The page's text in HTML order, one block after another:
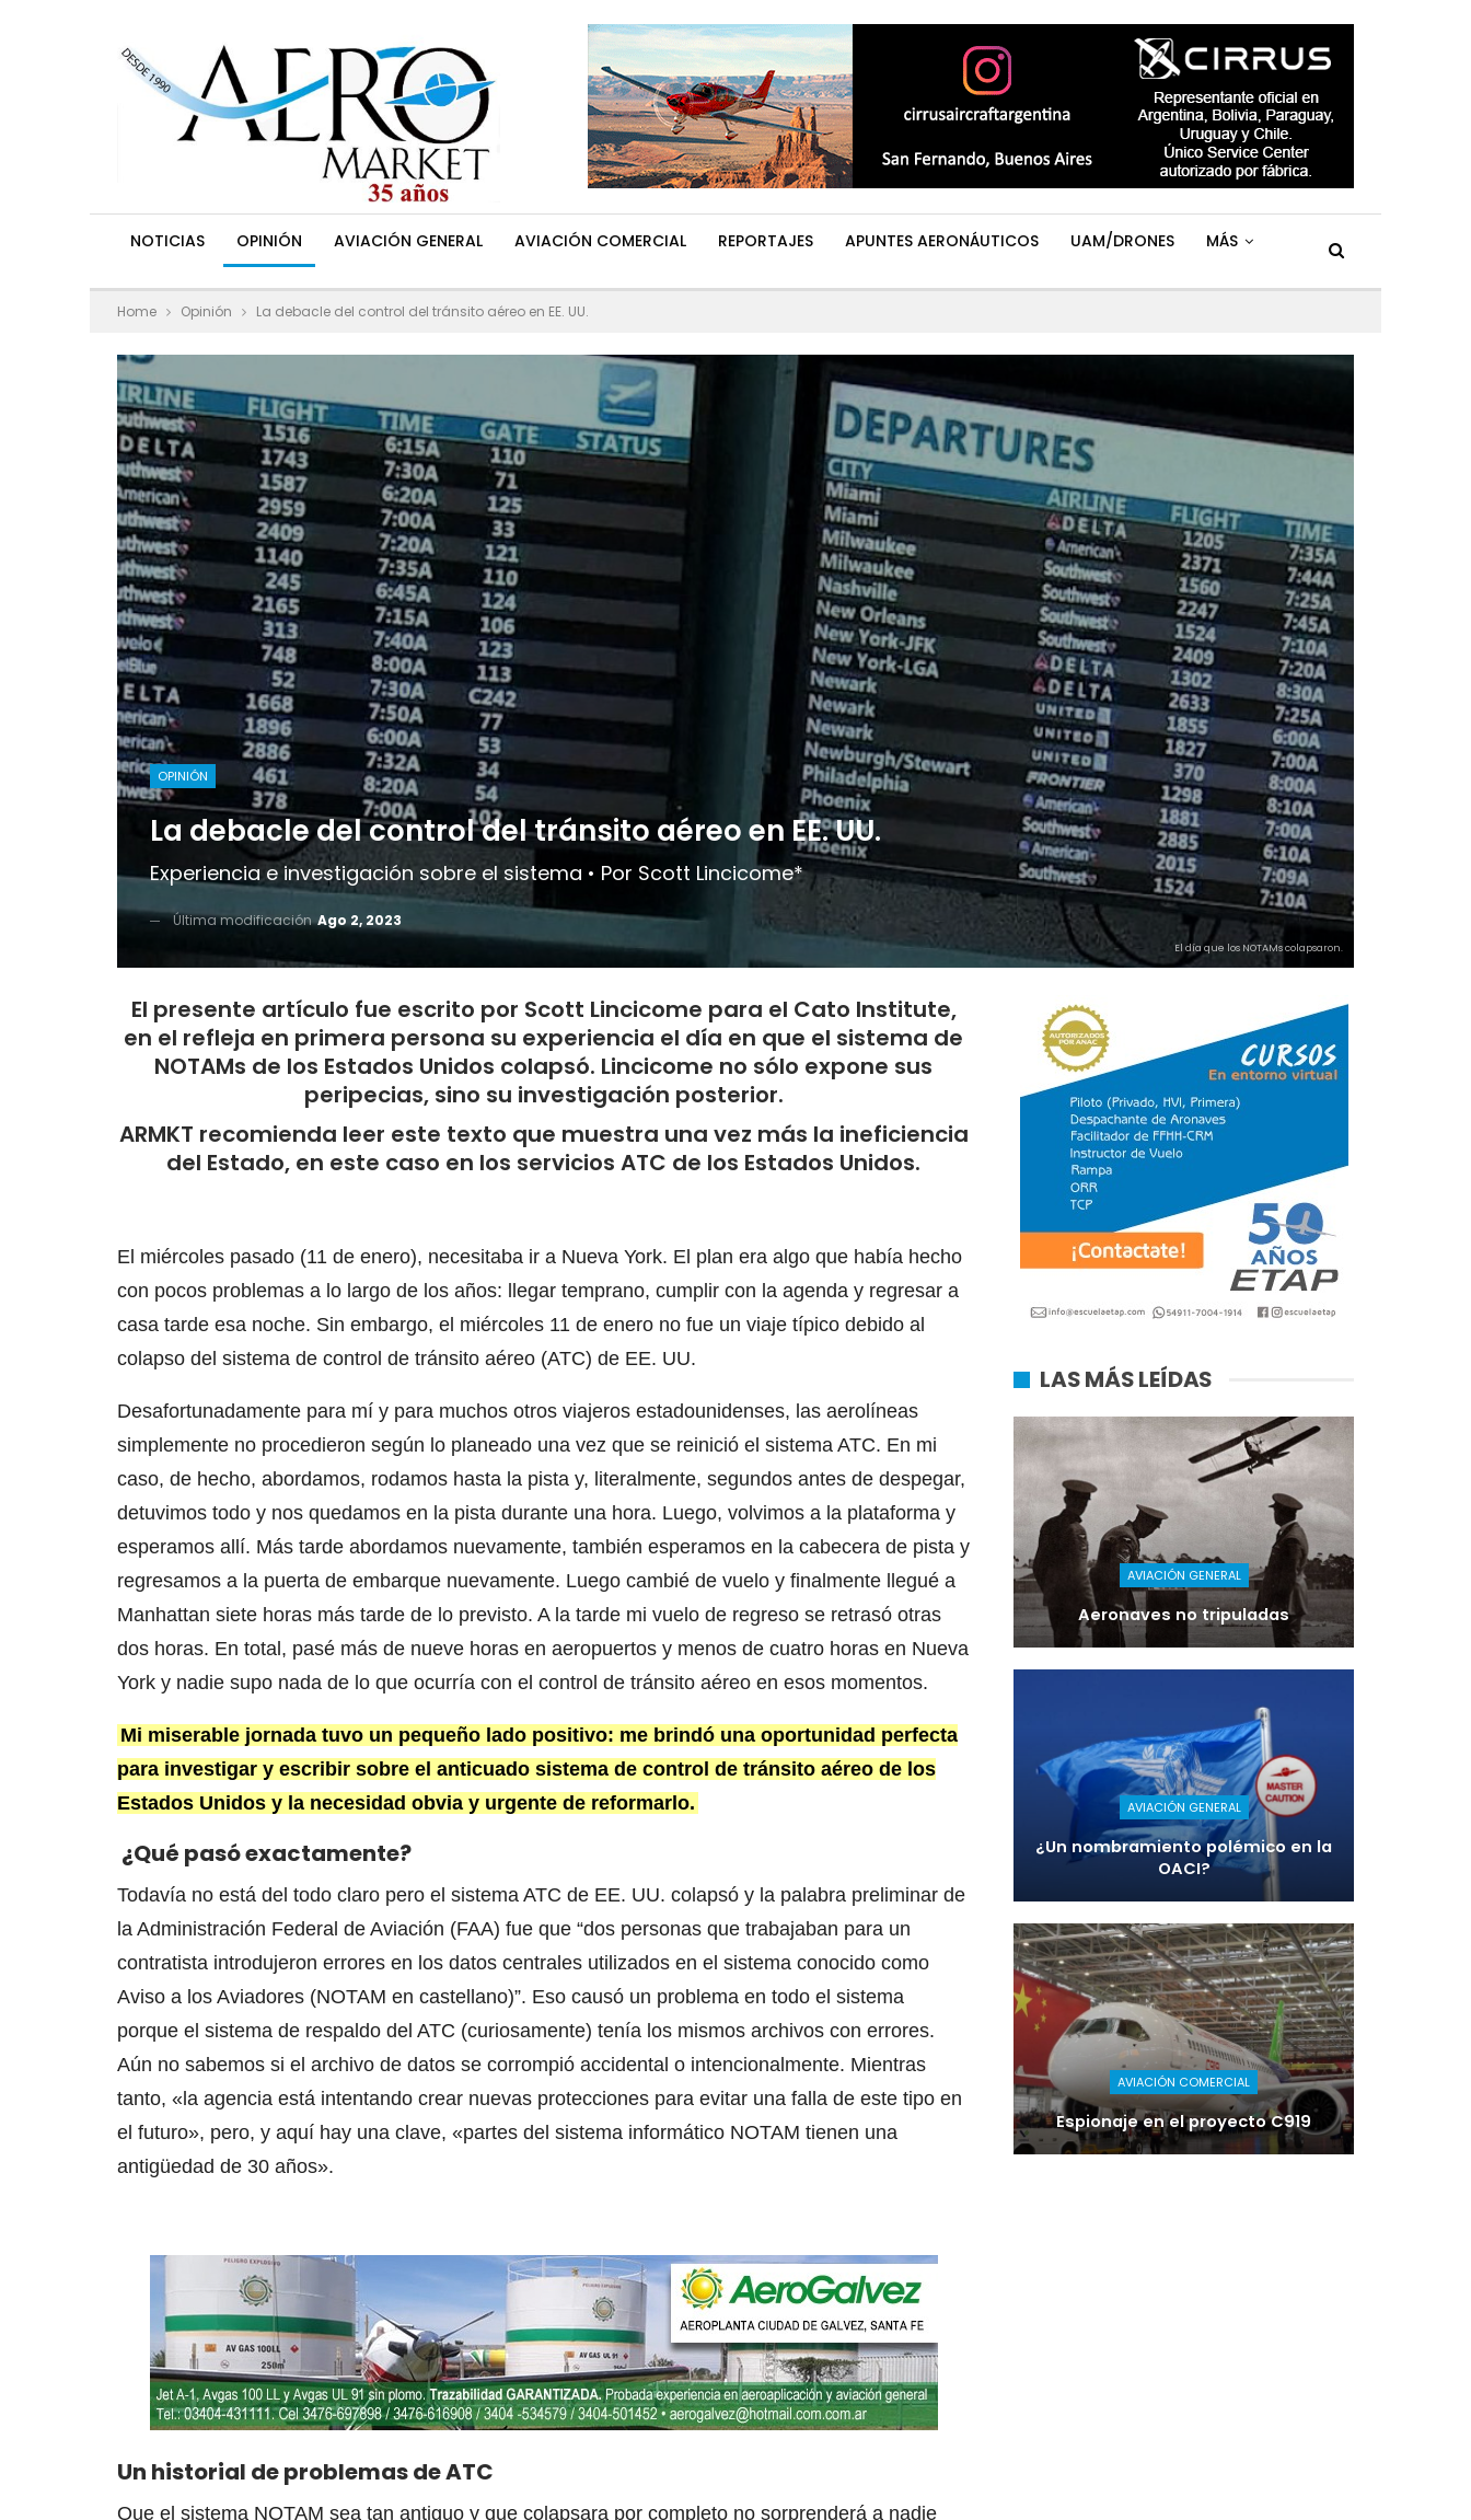
NOTICIAS OPINIÓN AVIACIÓN GENERAL AVIACIÓN COMERCIAL REPORTAJES APUNTES AERONÁUTICOS UAM/DRONES MÁS
Home Opinión La debacle del control del tránsito aéreo en EE. UU.
OPINIÓN
La debacle del control del tránsito aéreo en EE. UU.
Experiencia e investigación sobre el sistema • Por Scott Lincicome*
Última modificaciónAgo 2, 2023
El día que los NOTAMs colapsaron.
El presente artículo fue escrito por Scott Lincicome para el Cato Institute,
en el refleja en primera persona su experiencia el día en que el sistema de
NOTAMs de los Estados Unidos colapsó. Lincicome no sólo expone sus
peripecias, sino su investigación posterior.
ARMKT recomienda leer este texto que muestra una vez más la ineficiencia
del Estado, en este caso en los servicios ATC de los Estados Unidos.
El miércoles pasado (11 de enero), necesitaba ir a Nueva York. El plan era algo que había hecho
con pocos problemas a lo largo de los años: llegar temprano, cumplir con la agenda y regresar a
casa tarde esa noche. Sin embargo, el miércoles 11 de enero no fue un viaje típico debido al
colapso del sistema de control de tránsito aéreo (ATC) de EE. UU.
Desafortunadamente para mí y para muchos otros viajeros estadounidenses, las aerolíneas
simplemente no procedieron según lo planeado una vez que se reinició el sistema ATC. En mi
caso, de hecho, abordamos, rodamos hasta la pista y, literalmente, segundos antes de despegar,
detuvimos todo y nos quedamos en la pista durante una hora. Luego, volvimos a la plataforma y
esperamos allí. Más tarde abordamos nuevamente, también esperamos en la cabecera de pista y
regresamos a la puerta de embarque nuevamente. Luego cambié de vuelo y finalmente llegué a
Manhattan siete horas más tarde de lo previsto. A la tarde mi vuelo de regreso se retrasó otras
dos horas. En total, pasé más de nueve horas en aeropuertos y menos de cuatro horas en Nueva
York y nadie supo nada de lo que ocurría con el control de tránsito aéreo en esos momentos.
Mi miserable jornada tuvo un pequeño lado positivo: me brindó una oportunidad perfecta
para investigar y escribir sobre el anticuado sistema de control de tránsito aéreo de los
Estados Unidos y la necesidad obvia y urgente de reformarlo.
¿Qué pasó exactamente?
Todavía no está del todo claro pero el sistema ATC de EE. UU. colapsó y la palabra preliminar de
la Administración Federal de Aviación (FAA) fue que “dos personas que trabajaban para un
contratista introdujeron errores en los datos centrales utilizados en el sistema conocido como
Aviso a los Aviadores (NOTAM en castellano)”. Eso causó un problema en todo el sistema
porque el sistema de respaldo del ATC (curiosamente) tenía los mismos archivos con errores.
Aún no sabemos si el archivo de datos se corrompió accidental o intencionalmente. Mientras
tanto, «la agencia está intentando crear nuevas protecciones para evitar una falla de este tipo en
el futuro», pero, y aquí hay una clave, «partes del sistema informático NOTAM tienen una
antigüedad de 30 años».
Un historial de problemas de ATC
Que el sistema NOTAM sea tan antiguo y que colapsara por completo no sorprenderá a nadie
LAS MÁS LEÍDAS
AVIACIÓN GENERAL
Aeronaves no tripuladas
AVIACIÓN GENERAL
¿Un nombramiento polémico en la
OACI?
AVIACIÓN COMERCIAL
Espionaje en el proyecto C919